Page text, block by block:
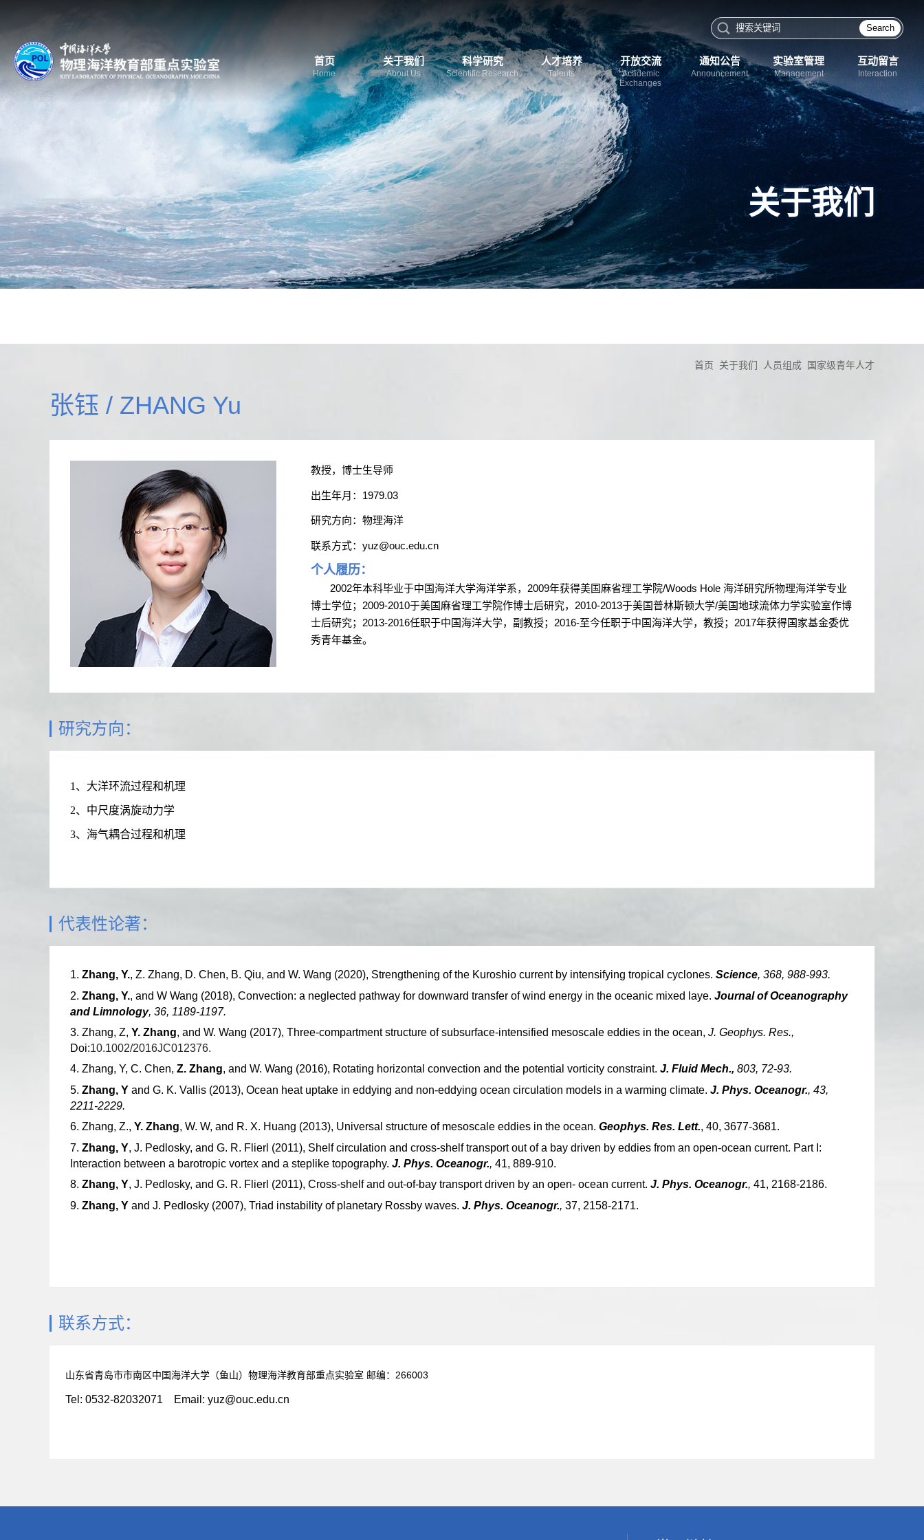
首页
Home
关于我们
About Us
科学研究
Scientific Research
人才培养
Talents
开放交流
Academic
Exchanges
通知公告
Announcement
实验室管理
Management
互动留言
Interaction
Search
关于我们
首页 关于我们 人员组成 国家级青年人才
张钰 / ZHANG Yu
教授，博士生导师
出生年月： 1979.03
研究方向：物理海洋
联系方式： yuz@ouc.edu.cn
个人履历：
2002年本科毕业于中国海洋大学海洋学系， 2009年获得美国麻省理工学院/Woods Hole 海洋研究所物理海洋学专业
博士学位； 2009-2010于美国麻省理工学院作博士后研究， 2010-2013于美国普林斯顿大学/美国地球流体力学实验室作博
士后研究； 2013-2016任职于中国海洋大学，副教授； 2016-至今任职于中国海洋大学，教授； 2017年获得国家基金委优
秀青年基金。
研究方向：
1、大洋环流过程和机理
2、中尺度涡旋动力学
3、海气耦合过程和机理
代表性论著：
1. Zhang, Y., Z. Zhang, D. Chen, B. Qiu, and W. Wang (2020), Strengthening of the Kuroshio current by intensifying tropical cyclones. Science, 368, 988-993.
2. Zhang, Y., and W Wang (2018), Convection: a neglected pathway for downward transfer of wind energy in the oceanic mixed laye. Journal of Oceanography
and Limnology, 36, 1189-1197.
3. Zhang, Z, Y. Zhang, and W. Wang (2017), Three-compartment structure of subsurface-intensified mesoscale eddies in the ocean, J. Geophys. Res.,
Doi:10.1002/2016JC012376.
4. Zhang, Y, C. Chen, Z. Zhang, and W. Wang (2016), Rotating horizontal convection and the potential vorticity constraint. J. Fluid Mech., 803, 72-93.
5. Zhang, Y and G. K. Vallis (2013), Ocean heat uptake in eddying and non-eddying ocean circulation models in a warming climate. J. Phys. Oceanogr., 43,
2211-2229.
6. Zhang, Z., Y. Zhang, W. W, and R. X. Huang (2013), Universal structure of mesoscale eddies in the ocean. Geophys. Res. Lett., 40, 3677-3681.
7. Zhang, Y, J. Pedlosky, and G. R. Flierl (2011), Shelf circulation and cross-shelf transport out of a bay driven by eddies from an open-ocean current. Part I:
Interaction between a barotropic vortex and a steplike topography. J. Phys. Oceanogr., 41, 889-910.
8. Zhang, Y, J. Pedlosky, and G. R. Flierl (2011), Cross-shelf and out-of-bay transport driven by an open- ocean current. J. Phys. Oceanogr., 41, 2168-2186.
9. Zhang, Y and J. Pedlosky (2007), Triad instability of planetary Rossby waves. J. Phys. Oceanogr., 37, 2158-2171.
联系方式：
山东省青岛市市南区中国海洋大学（鱼山）物理海洋教育部重点实验室 邮编： 266003
Tel: 0532-82032071 Email: yuz@ouc.edu.cn